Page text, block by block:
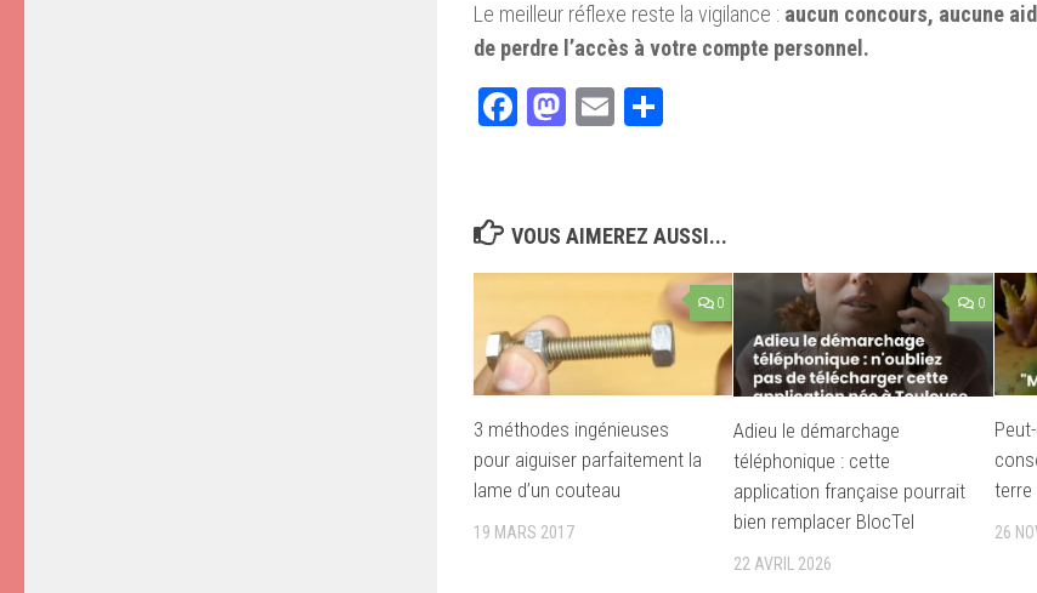
Le meilleur réflexe reste la vigilance : aucun concours, aucune
de perdre l’accès à votre compte personnel.
Facebook
Mastodon
Email
VOUS AIMEREZ AUSSI...
0
3 méthodes ingénieuses
pour aiguiser parfaitement la
lame d’un couteau
19 MARS 2017
0
Adieu le démarchage
téléphonique : cette
application française pourrait
bien remplacer BlocTel
22 AVRIL 2026
terre
26